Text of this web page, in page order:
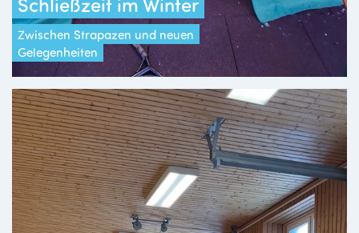
Zwischen Strapazen und neuen
Gelegenheiten